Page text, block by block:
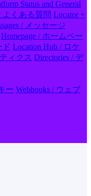
Status and General
よくある質問 Locator +
/ メッセージ
Homepage / ホームペー
ド Location Hub / ロケ
ィクス Directories / デ
ー Webhooks / ウェブ